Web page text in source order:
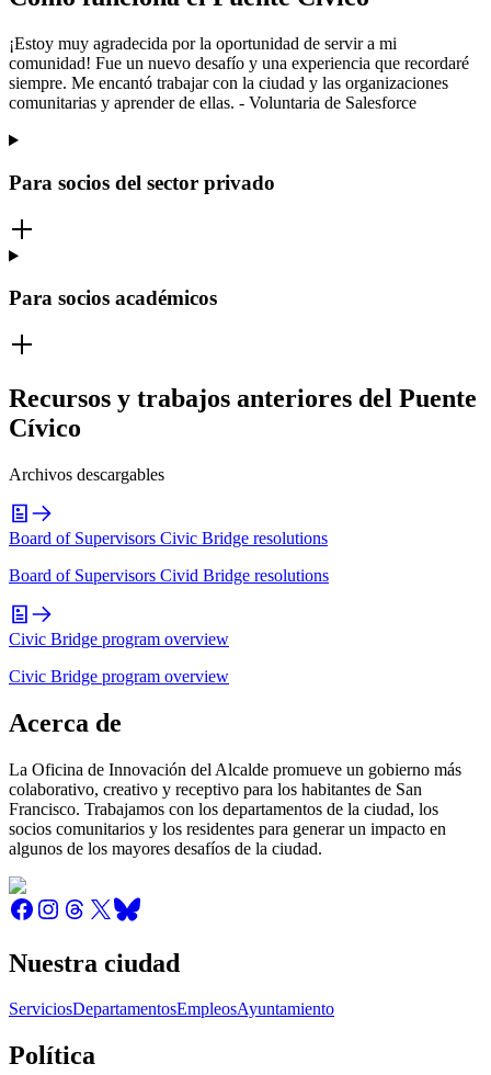
¡Estoy muy agradecida por la oportunidad de servir a mi
comunidad! Fue un nuevo desafío y una experiencia que recordaré
siempre. Me encantó trabajar con la ciudad y las organizaciones
comunitarias y aprender de ellas. - Voluntaria de Salesforce
Para socios del sector privado
Para socios académicos
Recursos y trabajos anteriores del Puente
Cívico
Archivos descargables
Board of Supervisors Civic Bridge resolutions
Board of Supervisors Civid Bridge resolutions
Civic Bridge program overview
Civic Bridge program overview
Acerca de
La Oficina de Innovación del Alcalde promueve un gobierno más
colaborativo, creativo y receptivo para los habitantes de San
Francisco. Trabajamos con los departamentos de la ciudad, los
socios comunitarios y los residentes para generar un impacto en
algunos de los mayores desafíos de la ciudad.
Nuestra ciudad
ServiciosDepartamentosEmpleosAyuntamiento
Política